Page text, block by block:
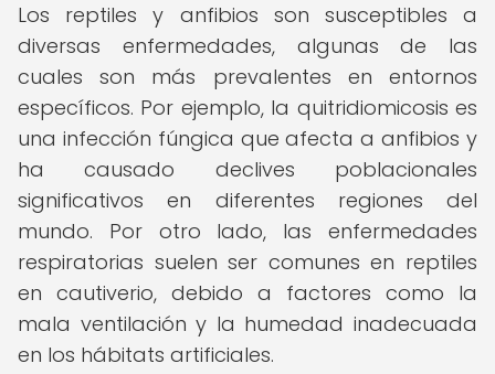
Los reptiles y anfibios son susceptibles a
diversas enfermedades, algunas de las
cuales son más prevalentes en entornos
específicos. Por ejemplo, la quitridiomicosis es
una infección fúngica que afecta a anfibios y
ha causado declives poblacionales
significativos en diferentes regiones del
mundo. Por otro lado, las enfermedades
respiratorias suelen ser comunes en reptiles
en cautiverio, debido a factores como la
mala ventilación y la humedad inadecuada
en los hábitats artificiales.